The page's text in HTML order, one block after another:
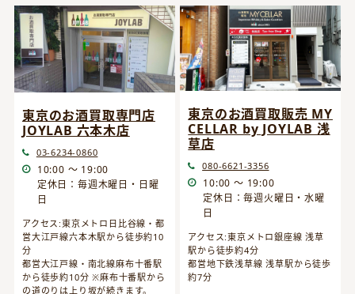
東京のお酒買取専門店
JOYLAB 六本木店
03-6234-0860
10:00 ～ 19:00
定休日：毎週木曜日・日曜
日
アクセス:東京メトロ日比谷線・都
営大江戸線六本木駅から徒歩約10
分
都営大江戸線・南北線麻布十番駅
から徒歩約10分 ※麻布十番駅から
の道のりは上り坂が続きます。
東京のお酒買取販売 MY
CELLAR by JOYLAB 浅
草店
080-6621-3356
10:00 ～ 19:00
定休日：毎週火曜日・水曜
日
アクセス:東京メトロ銀座線 浅草
駅から徒歩約4分
都営地下鉄浅草線 浅草駅から徒歩
約7分